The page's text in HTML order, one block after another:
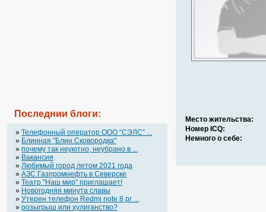
Последнии блоги:
» Телефонный оператор OOO “СЭЛС” ...
» Блинная "Блин.Сковородка"
» почему так неуютно, неубрано в ...
» Вакансия
» Любимый город летом 2021 года
» АЗС Газпромнефть в Северске
» Театр "Наш мир" приглашает!
» Новогодняя минута славы
» Утерен телефон Redmi note 8 pr ...
» розыгрыш или хулиганство?
Место жительства:
Номер ICQ:
Немного о себе: